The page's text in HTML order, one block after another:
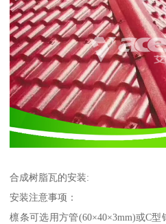
合成树脂瓦的安装:
安装注意事项：
檩条可选用方管(60×40×3mm)或C型